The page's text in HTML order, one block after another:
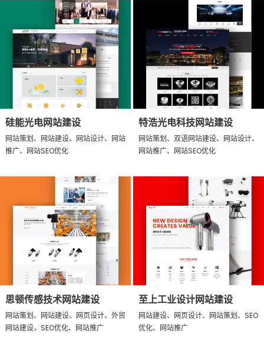
硅能光电网站建设
网站策划、网站建设、网站设计、网站
推广、网站SEO优化
特浩光电科技网站建设
网站策划、双语网站建设、网站设计、
网站推广、网站SEO优化
思顿传感技术网站建设
网站策划、网站建设、网页设计、外贸
网站建设，SEO优化、网站推广
至上工业设计网站建设
网站建设、网页设计、网站策划、SEO
优化、网站推广